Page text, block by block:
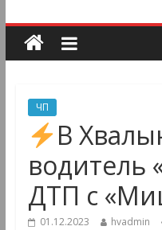
ЧП
В
водитель
ДТП с
01.12.2023 hvadmin